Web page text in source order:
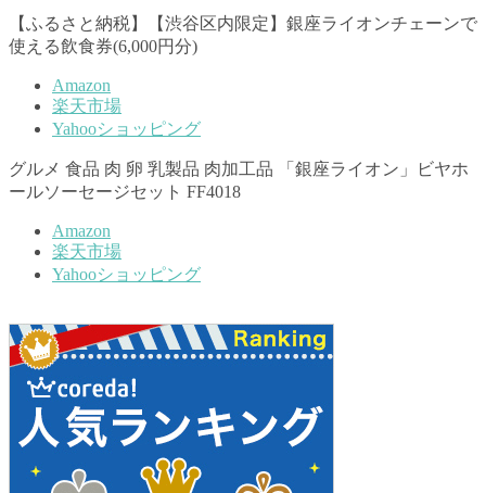
【ふるさと納税】【渋谷区内限定】銀座ライオンチェーンで
使える飲食券(6,000円分)
Amazon
楽天市場
Yahooショッピング
グルメ 食品 肉 卵 乳製品 肉加工品 「銀座ライオン」ビヤホ
ールソーセージセット FF4018
Amazon
楽天市場
Yahooショッピング